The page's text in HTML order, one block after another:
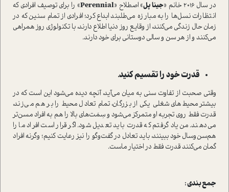
در سال 2016 خانم « جینا پل» اصطلاح «Perennial» را برای توصیف افرادی که
انتظارات نسل‌ها را به مبارزه می‌طلبند ابداع کرد؛ افرادی از تمام سنین که در
زمان حال زندگی می‌کنند، از وقایع روز دنیا اطلاع دارند، با تکنولوژی روز همراهی
می‌کنند و از هر سن و سالی دوستانی برای خود دارند.
قدرت خود را تقسیم کنید.
وقتی صحبت از تفاوت سنی به میان می‌آید، آنچه دیده می‌شود این است که در
بیشتر محیط‌های شغلی یکی از بزرگان، تمام تعادل محیط را بر هم می‌زند،
قدرت فقط روی تجربه او متمرکز می‌شود و سِمَت‌های بالا را هم به افراد مسن‌تر
می‌دهند. من یاد گرفتم که قدرت باید تعدیل شود. اگر قرار است افراد ما را
هم‌سن‌و‌سال خود ببینند، باید تعادل در گفت‌وگو را نیز رعایت کنیم؛ وگرنه افراد
گمان می‌کنند قدرت فقط در اختیار ماست.
جمع بندی :